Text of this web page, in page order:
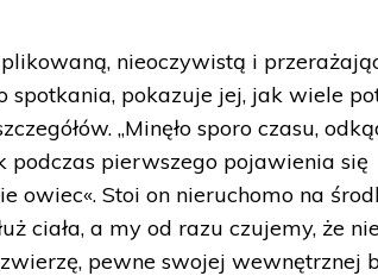
nieoczywistą i
spotkania, pokazuje jej, jak wiele
„Minęło sporo czasu,
podczas pierwszego pojawienia się
owiec«. Stoi on nieruchomo na
ciała, a my od razu czujemy, że
pewne swojej wewnętrznej